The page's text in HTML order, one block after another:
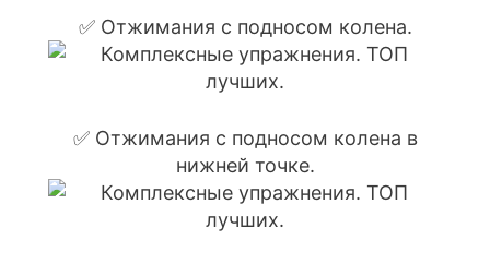
✅ Отжимания с подносом колена.
✅ Отжимания с подносом колена в
нижней точке.